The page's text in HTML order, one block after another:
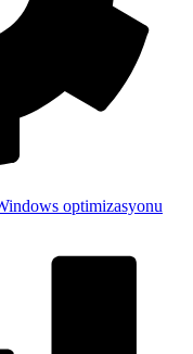
optimizasyonu